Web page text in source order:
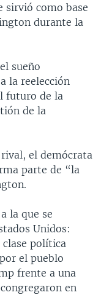
sirvió como base
durante la
sueño
la reelección
futuro de la
de la
el demócrata
parte de “la
la que se
Unidos:
clase política
el pueblo
frente a una
en